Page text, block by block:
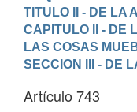
TITULO II - DE LA
CAPITULO II - DE
LAS COSAS
SECCION III - DE
Artículo 743